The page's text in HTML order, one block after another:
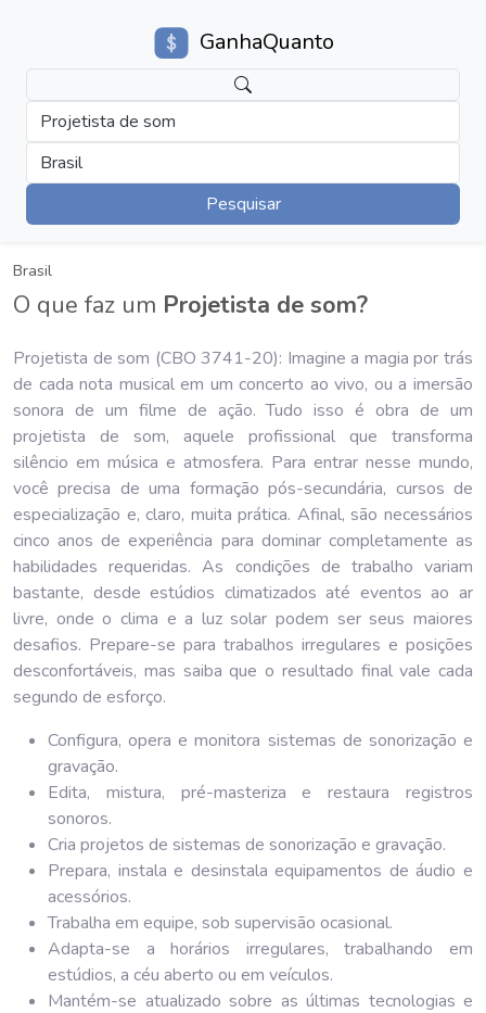
GanhaQuanto
Projetista de som
Brasil
Pesquisar
Brasil
O que faz um Projetista de som?
Projetista de som (CBO 3741-20): Imagine a magia por trás
de cada nota musical em um concerto ao vivo, ou a imersão
sonora de um filme de ação. Tudo isso é obra de um
projetista de som, aquele profissional que transforma
silêncio em música e atmosfera. Para entrar nesse mundo,
você precisa de uma formação pós-secundária, cursos de
especialização e, claro, muita prática. Afinal, são necessários
cinco anos de experiência para dominar completamente as
habilidades requeridas. As condições de trabalho variam
bastante, desde estúdios climatizados até eventos ao ar
livre, onde o clima e a luz solar podem ser seus maiores
desafios. Prepare-se para trabalhos irregulares e posições
desconfortáveis, mas saiba que o resultado final vale cada
segundo de esforço.
Configura, opera e monitora sistemas de sonorização e
gravação.
Edita, mistura, pré-masteriza e restaura registros
sonoros.
Cria projetos de sistemas de sonorização e gravação.
Prepara, instala e desinstala equipamentos de áudio e
acessórios.
Trabalha em equipe, sob supervisão ocasional.
Adapta-se a horários irregulares, trabalhando em
estúdios, a céu aberto ou em veículos.
Mantém-se atualizado sobre as últimas tecnologias e